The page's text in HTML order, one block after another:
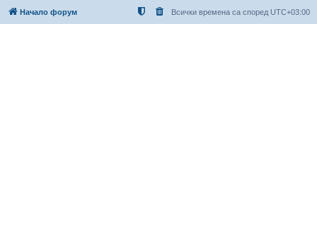
Начало форум Всички времена са според UTC+03:00